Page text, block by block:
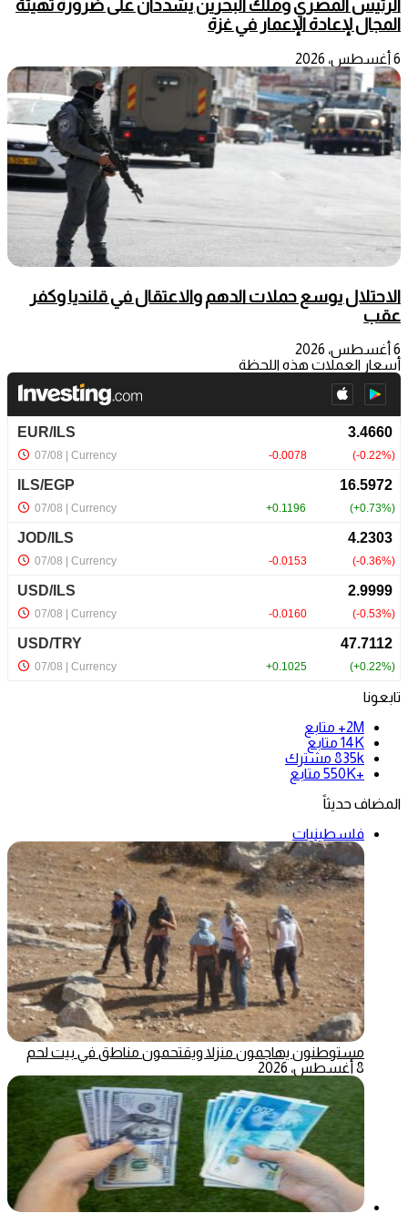
الرئيس المصري وملك البحرين يشددان على ضرورة تهيئة
المجال لإعادة الإعمار في غزة
6 أغسطس، 2026
الاحتلال يوسع حملات الدهم والاعتقال في قلنديا وكفر
عقب
6 أغسطس، 2026
أسعار العملات هذه اللحظة
تابعونا
2M+
متابع
14K متابع
835k مشترك
+550K
متابع
المضاف حديثاً
فلسطينيات
مستوطنون يهاجمون منزلا ويقتحمون مناطق في بيت لحم
8 أغسطس، 2026